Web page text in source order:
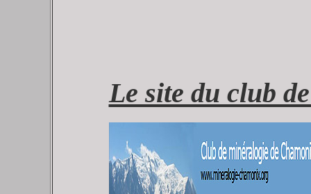
Le site du club